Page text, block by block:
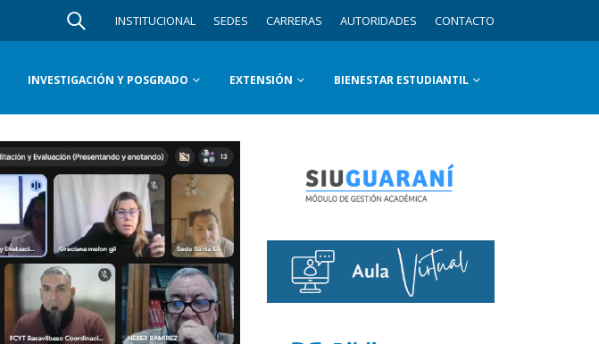
INSTITUCIONAL SEDES CARRERAS AUTORIDADES CONTACTO
INVESTIGACIÓN Y POSGRADO EXTENSIÓN BIENESTAR ESTUDIANTIL